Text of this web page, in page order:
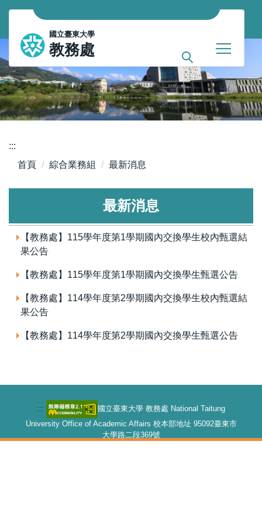
跳
主
內
容
區
國
立
臺
東
教
務
國立臺東大學
教務處
:::
首頁
綜合業務組 最新消息
最新消息
【教務處】115學年度第1學期國內交換學生校內甄選結
果公告
【教務處】115學年度第1學期國內交換學生甄選公告
【教務處】114學年度第2學期國內交換學生校內甄選結
果公告
【教務處】114學年度第2學期國內交換學生甄選公告
:::
國立臺東大學 教務處 National Taitung
University Office of Academic Affairs 校本部地址 95092臺東市
大學路二段369號